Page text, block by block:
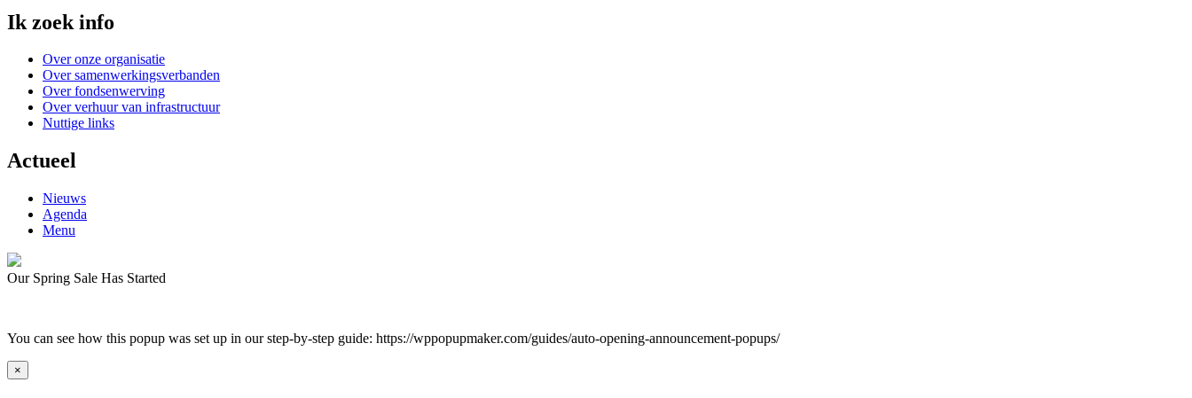
Ik zoek info
Over onze organisatie
Over samenwerkingsverbanden
Over fondsenwerving
Over verhuur van infrastructuur
Nuttige links
Actueel
Nieuws
Agenda
Menu
Our Spring Sale Has Started
You can see how this popup was set up in our step-by-step guide: https://wppopupmaker.com/guides/auto-opening-announcement-popups/
×